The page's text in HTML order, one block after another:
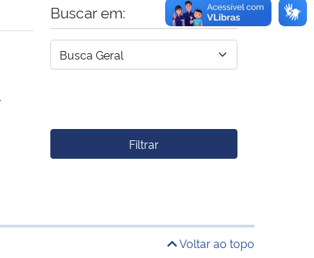
Buscar em:
Filtrar
Voltar ao topo